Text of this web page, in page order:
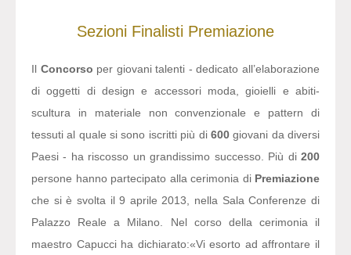
Sezioni Finalisti Premiazione
Il Concorso per giovani talenti - dedicato all’elaborazione
di oggetti di design e accessori moda, gioielli e abiti-
scultura in materiale non convenzionale e pattern di
tessuti al quale si sono iscritti più di 600giovani da diversi
Paesi - ha riscosso un grandissimo successo. Più di 200
persone hanno partecipato alla cerimonia di Premiazione
che si è svolta il 9 aprile 2013, nella Sala Conferenze di
Palazzo Reale a Milano. Nel corso della cerimonia il
maestro Capucci ha dichiarato:«Vi esorto ad affrontare il